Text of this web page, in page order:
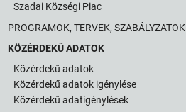
Szadai Községi Piac
PROGRAMOK, TERVEK, SZABÁLYZATOK
KÖZÉRDEKŰ ADATOK
Közérdekű adatok
Közérdekű adatok igénylése
Közérdekű adatigénylések